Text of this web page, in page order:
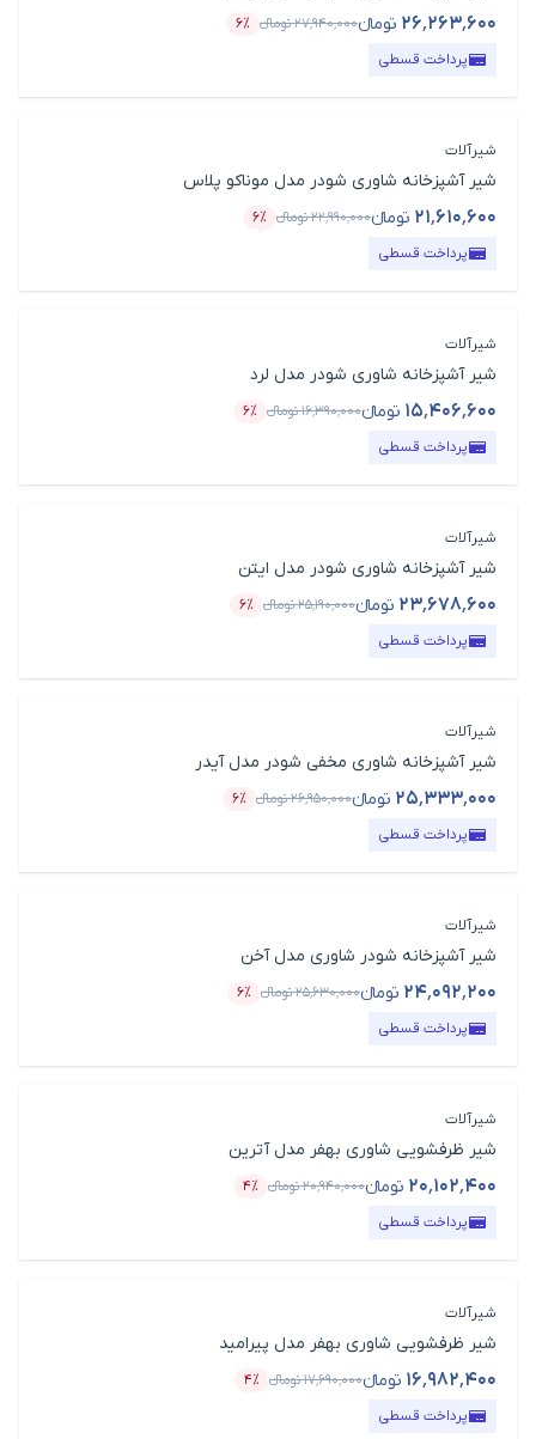
۲۶٬۲۶۳٬۶۰۰ تومانء۲۷٬۹۴۰٬۰۰۰تومانء
قیمت محصول
۶٪
درصد تخفیف
پرداخت قسطی
شیرآلات
شیر آشپزخانه شاوری شودر مدل موناکو پلاس
۲۱٬۶۱۰٬۶۰۰ تومانء۲۲٬۹۹۰٬۰۰۰تومانء
قیمت محصول
۶٪
درصد تخفیف
پرداخت قسطی
شیرآلات
شیر آشپزخانه شاوری شودر مدل لرد
۱۵٬۴۰۶٬۶۰۰ تومانء۱۶٬۳۹۰٬۰۰۰تومانء
قیمت محصول
۶٪
درصد تخفیف
پرداخت قسطی
شیرآلات
شیر آشپزخانه شاوری شودر مدل ایتن
۲۳٬۶۷۸٬۶۰۰ تومانء۲۵٬۱۹۰٬۰۰۰تومانء
قیمت محصول
۶٪
درصد تخفیف
پرداخت قسطی
شیرآلات
شیر آشپزخانه شاوری مخفی شودر مدل آیدر
۲۵٬۳۳۳٬۰۰۰ تومانء۲۶٬۹۵۰٬۰۰۰تومانء
قیمت محصول
۶٪
درصد تخفیف
پرداخت قسطی
شیرآلات
شیر آشپزخانه شودر شاوری مدل آخن
۲۴٬۰۹۲٬۲۰۰ تومانء۲۵٬۶۳۰٬۰۰۰تومانء
قیمت محصول
۶٪
درصد تخفیف
پرداخت قسطی
شیرآلات
شیر ظرفشویی شاوری بهفر مدل آترین
۲۰٬۱۰۲٬۴۰۰ تومانء۲۰٬۹۴۰٬۰۰۰تومانء
قیمت محصول
۴٪
درصد تخفیف
پرداخت قسطی
شیرآلات
شیر ظرفشویی شاوری بهفر مدل پیرامید
۱۶٬۹۸۲٬۴۰۰ تومانء۱۷٬۶۹۰٬۰۰۰تومانء
قیمت محصول
۴٪
درصد تخفیف
پرداخت قسطی